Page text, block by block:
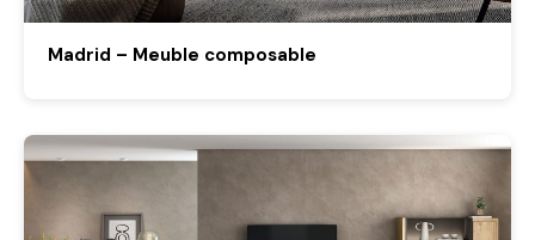
Madrid – Meuble composable